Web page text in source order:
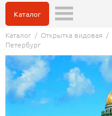
Каталог
Каталог/ Открытка видовая/
Петербург